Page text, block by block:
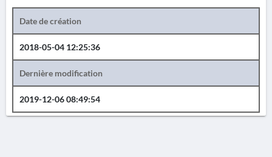
Date de création
2018-05-04 12:25:36
Dernière modification
2019-12-06 08:49:54